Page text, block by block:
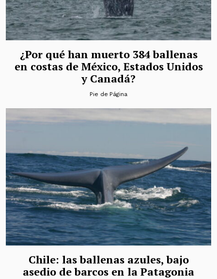
¿Por qué han muerto 384 ballenas
en costas de México, Estados Unidos
y Canadá?
Pie de Página
Chile: las ballenas azules, bajo
asedio de barcos en la Patagonia